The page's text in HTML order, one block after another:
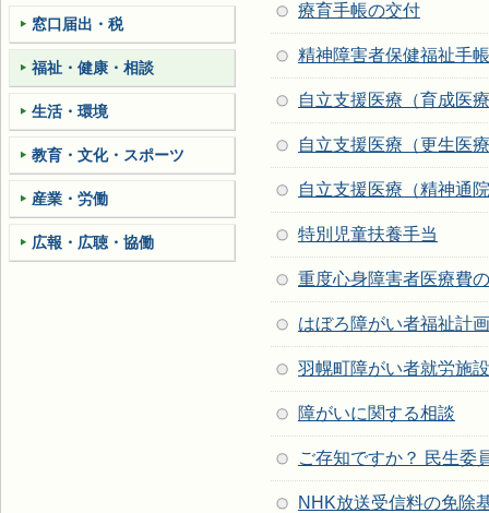
療育手帳の交付
精神障害者保健福祉手
自立支援医療（育成医
自立支援医療（更生医
自立支援医療（精神通
特別児童扶養手当
重度心身障害者医療費
はぼろ障がい者福祉計画
羽幌町障がい者就労施
障がいに関する相談
ご存知ですか？ 民生委
NHK放送受信料の免除
窓口届出・税
福祉・健康・相談
生活・環境
教育・文化・スポーツ
産業・労働
広報・広聴・協働